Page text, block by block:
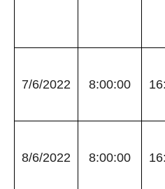
7/6/2022 8:00:00
8/6/2022 8:00:00